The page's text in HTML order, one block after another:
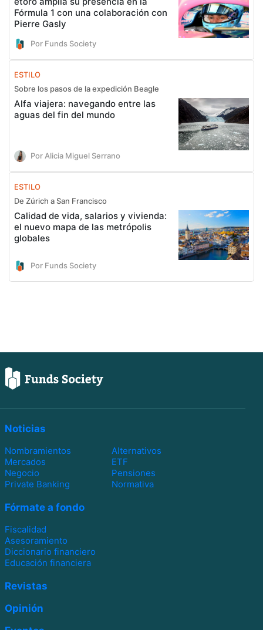
Fórmula 1 con una colaboración con
Pierre Gasly
Por Funds Society
ESTILO
Sobre los pasos de la expedición Beagle
Alfa viajera: navegando entre las
aguas del fin del mundo
Por Alicia Miguel Serrano
ESTILO
De Zúrich a San Francisco
Calidad de vida, salarios y vivienda:
el nuevo mapa de las metrópolis
globales
Por Funds Society
Noticias
Nombramientos
Alternativos
Mercados
ETF
Negocio
Pensiones
Private Banking
Normativa
Fórmate a fondo
Fiscalidad
Asesoramiento
Diccionario financiero
Educación financiera
Revistas
Opinión